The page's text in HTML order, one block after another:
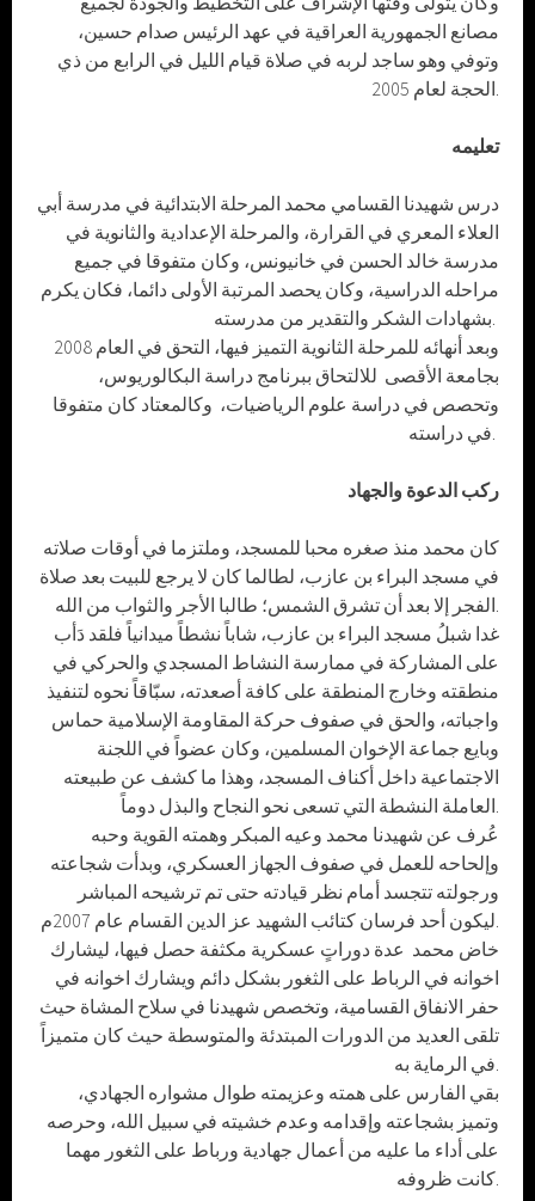
مصانع الجمهورية العراقية في عهد الرئيس صدام حسين،
وتوفي وهو ساجد لربه في صلاة قيام الليل في الرابع من ذي
الحجة لعام 2005.
تعليمه
درس شهيدنا القسامي محمد المرحلة الابتدائية في مدرسة أبي
العلاء المعري في القرارة، والمرحلة الإعدادية والثانوية في
مدرسة خالد الحسن في خانيونس، وكان متفوقا في جميع
مراحله الدراسية، وكان يحصد المرتبة الأولى دائما، فكان يكرم
بشهادات الشكر والتقدير من مدرسته.
وبعد أنهائه للمرحلة الثانوية التميز فيها، التحق في العام 2008
بجامعة الأقصى للالتحاق ببرنامج دراسة البكالوريوس،
وتحصص في دراسة علوم الرياضيات، وكالمعتاد كان متفوقا
في دراسته.
ركب الدعوة والجهاد
كان محمد منذ صغره محبا للمسجد، وملتزما في أوقات صلاته
في مسجد البراء بن عازب، لطالما كان لا يرجع للبيت بعد صلاة
الفجر إلا بعد أن تشرق الشمس؛ طالبا الأجر والثواب من الله.
غدا شبلُ مسجد البراء بن عازب، شاباً نشطاً ميدانياً فلقد دَأب
على المشاركة في ممارسة النشاط المسجدي والحركي في
منطقته وخارج المنطقة على كافة أصعدته، سبّاقاً نحوه لتنفيذ
واجباته، والحق في صفوف حركة المقاومة الإسلامية حماس
وبايع جماعة الإخوان المسلمين، وكان عضواً في اللجنة
الاجتماعية داخل أكناف المسجد، وهذا ما كشف عن طبيعته
العاملة النشطة التي تسعى نحو النجاح والبذل دوماً.
عُرف عن شهيدنا محمد وعيه المبكر وهمته القوية وحبه
وإلحاحه للعمل في صفوف الجهاز العسكري، وبدأت شجاعته
ورجولته تتجسد أمام نظر قيادته حتى تم ترشيحه المباشر
ليكون أحد فرسان كتائب الشهيد عز الدين القسام عام 2007م.
اخوانه في الرباط على الثغور بشكل دائم ويشارك اخوانه في
حفر الانفاق القسامية، وتخصص شهيدنا في سلاح المشاة حيث
تلقى العديد من الدورات المبتدئة والمتوسطة حيث كان متميزاً
في الرماية به.
بقي الفارس على همته وعزيمته طوال مشواره الجهادي،
وتميز بشجاعته وإقدامه وعدم خشيته في سبيل الله، وحرصه
على أداء ما عليه من أعمال جهادية ورباط على الثغور مهما
كانت ظروفه.